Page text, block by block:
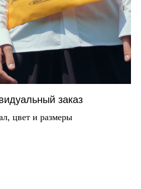
заказ
цвет и размеры